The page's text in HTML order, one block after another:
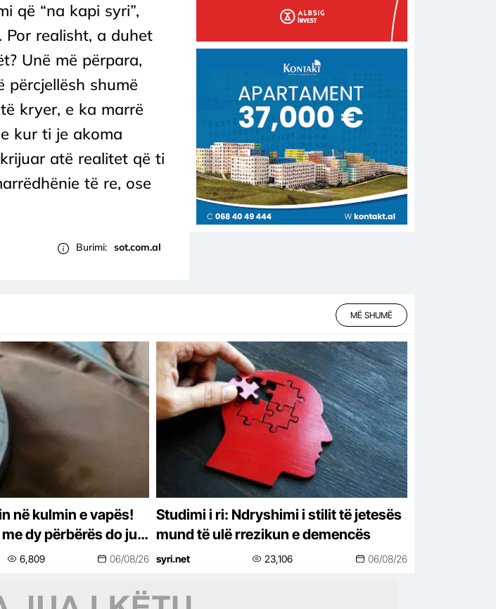
që “na kapi syri”,
Por realisht, a duhet
Unë më përpara,
përcjellësh shumë
kryer, e ka marrë
kur ti je akoma
atë realitet që ti
të re, ose
Burimi: sot.com.al
MË SHUMË
në kulmin e vapës!
dy përbërës do ju
rrudhat nga
6,809 06/08/26
Studimi i ri: Ndryshimi i stilit të jetesës
mund të ulë rrezikun e demencës
syri.net 23,106 06/08/26